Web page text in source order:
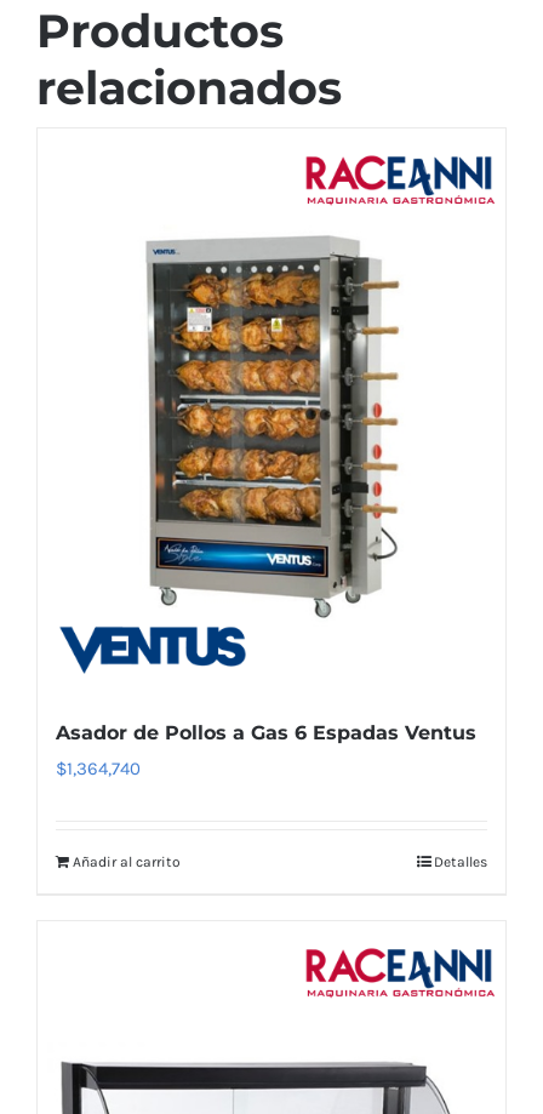
Productos
relacionados
Asador de Pollos a Gas 6 Espadas Ventus
$1,364,740
Añadir al carrito Detalles